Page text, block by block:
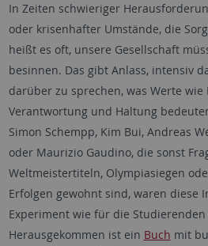
In Zeiten schwieriger
oder krisenhafter Umstände, die
heißt es oft, unsere Gesellschaft
besinnen. Das gibt Anlass, intensiv
darüber zu sprechen, was Werte wie
Verantwortung und Haltung
Simon Schempp, Kim Bui, Andreas
oder Maurizio Gaudino, die sonst
Weltmeistertiteln, Olympiasiegen
Erfolgen gewohnt sind, waren diese
Experiment wie für die
Herausgekommen ist ein Buch mit